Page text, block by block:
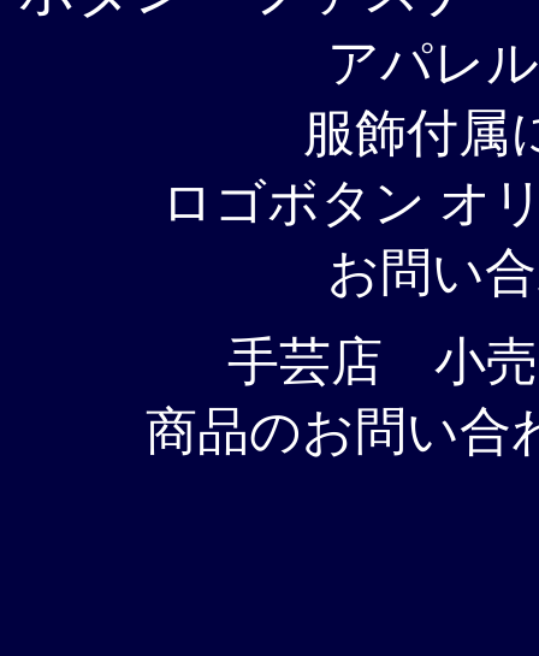
アパレ
服飾付属
ロゴボタン オ
お問い
手芸店 小
商品のお問い合